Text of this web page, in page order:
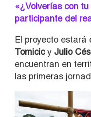
«¿Volverías con
participante del
El proyecto estará
Tomicicy Julio
encuentran en
las primeras